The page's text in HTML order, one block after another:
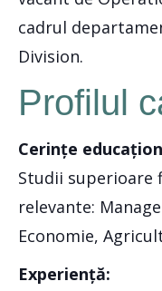
cadrul
Division.
Profilul
Cerințe
Studii superioare
relevante:
Economie,
Experiență: